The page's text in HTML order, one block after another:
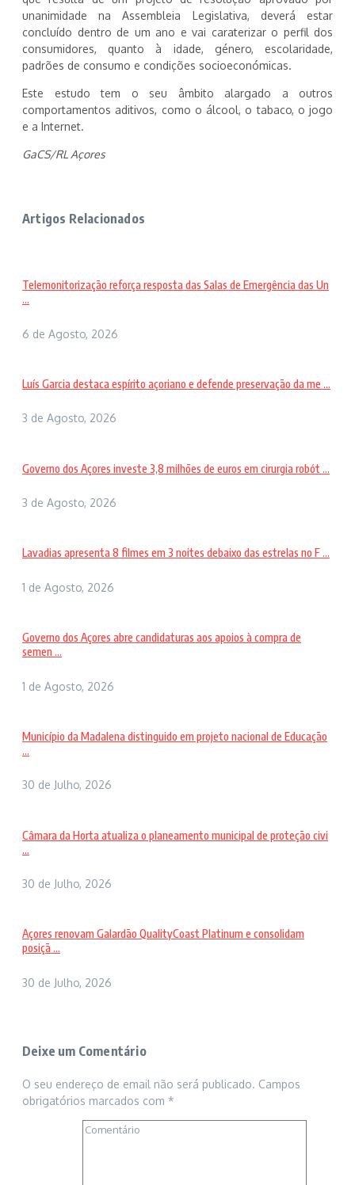
unanimidade na Assembleia Legislativa, deverá estar
concluído dentro de um ano e vai caraterizar o perfil dos
consumidores, quanto à idade, género, escolaridade,
padrões de consumo e condições socioeconómicas.
Este estudo tem o seu âmbito alargado a outros
comportamentos aditivos, como o álcool, o tabaco, o jogo
e a Internet.
GaCS/RL Açores
Artigos Relacionados
Telemonitorização reforça resposta das Salas de Emergência das Un
...
6 de Agosto, 2026
Luís Garcia destaca espírito açoriano e defende preservação da me ...
3 de Agosto, 2026
Governo dos Açores investe 3,8 milhões de euros em cirurgia robót ...
3 de Agosto, 2026
Lavadias apresenta 8 filmes em 3 noites debaixo das estrelas no F ...
1 de Agosto, 2026
Governo dos Açores abre candidaturas aos apoios à compra de
semen ...
1 de Agosto, 2026
Município da Madalena distinguido em projeto nacional de Educação
...
30 de Julho, 2026
Câmara da Horta atualiza o planeamento municipal de proteção civi
...
30 de Julho, 2026
Açores renovam Galardão QualityCoast Platinum e consolidam
posiçã ...
30 de Julho, 2026
Deixe um Comentário
O seu endereço de email não será publicado. Campos
obrigatórios marcados com *